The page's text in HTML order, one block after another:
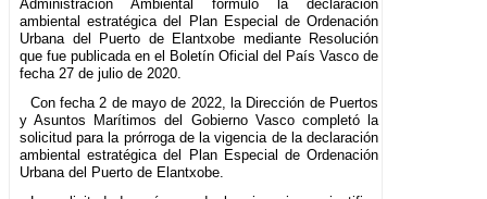
Administración Ambiental formuló la declaración
ambiental estratégica del Plan Especial de Ordenación
Urbana del Puerto de Elantxobe mediante Resolución
que fue publicada en el Boletín Oficial del País Vasco de
fecha 27 de julio de 2020.
Con fecha 2 de mayo de 2022, la Dirección de Puertos
y Asuntos Marítimos del Gobierno Vasco completó la
solicitud para la prórroga de la vigencia de la declaración
ambiental estratégica del Plan Especial de Ordenación
Urbana del Puerto de Elantxobe.